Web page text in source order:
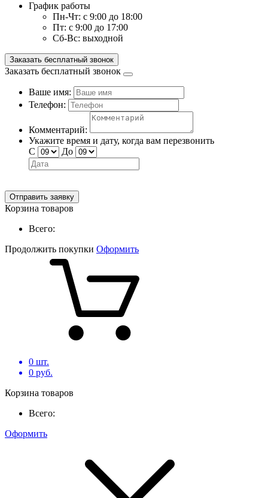
График работы
Пн-Чт: с 9:00 до 18:00
Пт: с 9:00 до 17:00
Сб-Вс: выходной
Заказать бесплатный звонок
Заказать бесплатный звонок
Ваше имя:
Телефон:
Комментарий:
Укажите время и дату, когда вам перезвонить
С
До
Отправить заявку
Корзина товаров
Всего:
Продолжить покупки Оформить
0 шт.
0 руб.
Корзина товаров
Всего:
Оформить